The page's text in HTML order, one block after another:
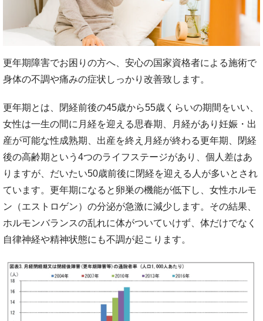
更年期障害でお困りの方へ、安心の国家資格者による施術で
身体の不調や痛みの症状しっかり改善致します。
更年期とは、閉経前後の45歳から55歳くらいの期間をいい、
女性は一生の間に月経を迎える思春期、月経があり妊娠・出
産が可能な性成熟期、出産を終え月経が終わる更年期、閉経
後の高齢期という4つのライフステージがあり、個人差はあ
りますが、だいたい50歳前後に閉経を迎える人が多いとされ
ています。更年期になると卵巣の機能が低下し、女性ホルモ
ン（エストロゲン）の分泌が急激に減少します。その結果、
ホルモンバランスの乱れに体がついていけず、体だけでなく
自律神経や精神状態にも不調が起こります。